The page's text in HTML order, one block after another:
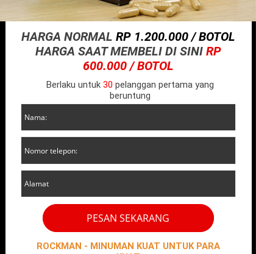
HARGA NORMAL RP 1.200.000 / BOTOL
HARGA SAAT MEMBELI DI SINI RP
600.000 / BOTOL
Berlaku untuk30 pelanggan pertama yang
beruntung
PESAN SEKARANG
ROCKMAN - MINUMAN KUAT UNTUK PARA